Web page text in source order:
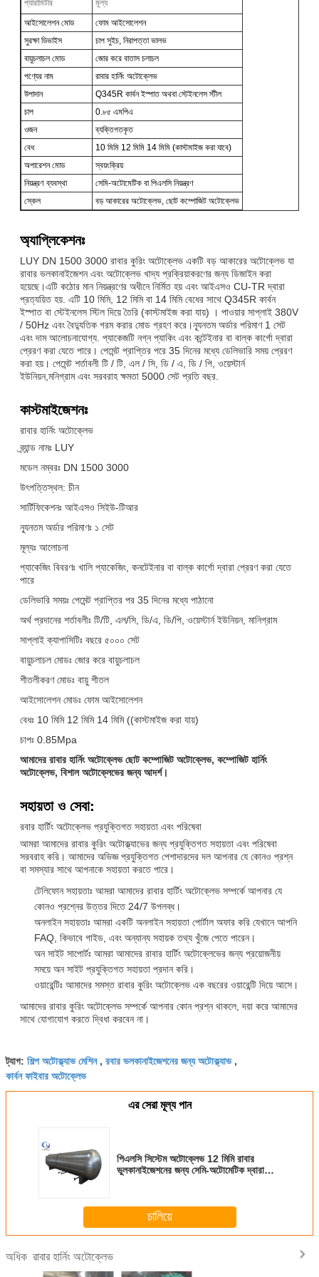
প্যারামিটার
মূল্য
আইসোলেশন মোড
ফোম আইসোলেশন
সুরক্ষা ডিভাইস
চাপ সুইচ, নিরাপত্তা ভালভ
বায়ুচলাচল মোড
জোর করে বাতাস চলাচল
পণ্যের নাম
রাবার হার্নিং অটোক্লেভ
উপাদান
Q345R কার্বন ইস্পাত অথবা স্টেইনলেস স্টীল
চাপ
0.৮৫ এমপিএ
ওজন
ব্যক্তিগতকৃত
বেধ
10 মিমি 12 মিমি 14 মিমি (কাস্টমাইজ করা যাবে)
অপারেশন মোড
স্বয়ংক্রিয়
নিয়ন্ত্রণ ব্যবস্থা
সেমি-অটোমেটিক বা পিএলসি নিয়ন্ত্রণ
স্কেল
বড় আকারের অটোক্লেভ, ছোট কম্পোজিট অটোক্লেভ
অ্যাপ্লিকেশনঃ
LUY DN 1500 3000 রাবার কুরিং অটোক্লেভ একটি বড় আকারের অটোক্লেভ যা
রাবার ভলকানাইজেশন এবং অটোক্লেভ খাদ্য প্রক্রিয়াকরণের জন্য ডিজাইন করা
হয়েছে।এটি কঠোর মান নিয়ন্ত্রণের অধীনে নির্মিত হয় এবং আইএসও CU-TR দ্বারা
প্রত্যয়িত হয়. এটি 10 মিমি, 12 মিমি বা 14 মিমি বেধের সাথে Q345R কার্বন
ইস্পাত বা স্টেইনলেস স্টিল দিয়ে তৈরি (কাস্টমাইজ করা যায়) । পাওয়ার সাপ্লাই 380V
/ 50Hz এবং বৈদ্যুতিক গরম করার মোড গ্রহণ করে।ন্যূনতম অর্ডার পরিমাণ 1 সেট
এবং দাম আলোচনাযোগ্য. প্যাকেজটি নগ্ন প্যাকিং এবং কন্টেইনার বা বাল্ক কার্গো দ্বারা
প্রেরণ করা যেতে পারে। পেমেন্ট প্রাপ্তির পরে 35 দিনের মধ্যে ডেলিভারি সময় প্রেরণ
করা হয়। পেমেন্ট শর্তাবলী টি / টি, এল / সি, ডি / এ, ডি / পি, ওয়েস্টার্ন
ইউনিয়ন,মনিগ্রাম এবং সরবরাহ ক্ষমতা 5000 সেট প্রতি বছর.
কাস্টমাইজেশনঃ
রাবার হার্নিং অটোক্লেভ
ব্র্যান্ড নামঃ LUY
মডেল নম্বরঃ DN 1500 3000
উৎপত্তিস্থল: চীন
সার্টিফিকেশনঃ আইএসও সিইউ-টিআর
ন্যূনতম অর্ডার পরিমাণঃ ১ সেট
মূল্যঃ আলোচনা
প্যাকেজিং বিবরণঃ খালি প্যাকেজিং, কনটেইনার বা বাল্ক কার্গো দ্বারা প্রেরণ করা যেতে
পারে
ডেলিভারি সময়ঃ পেমেন্ট প্রাপ্তির পর 35 দিনের মধ্যে পাঠানো
অর্থ প্রদানের শর্তাবলীঃ টি/টি, এল/সি, ডি/এ, ডি/পি, ওয়েস্টার্ন ইউনিয়ন, মানিগ্রাম
সাপ্লাই ক্যাপাসিটিঃ বছরে ৫০০০ সেট
বায়ুচলাচল মোডঃ জোর করে বায়ুচলাচল
শীতলীকরণ মোডঃ বায়ু শীতল
আইসোলেশন মোডঃ ফোম আইসোলেশন
বেধঃ 10 মিমি 12 মিমি 14 মিমি ((কাস্টমাইজ করা যায়)
চাপঃ 0.85Mpa
আমাদের রাবার হার্নিং অটোক্লেভ ছোট কম্পোজিট অটোক্লেভ, কম্পোজিট হার্নিং
অটোক্লেভ, বিশাল অটোক্লেভের জন্য আদর্শ।
সহায়তা ও সেবা:
রবার হার্টিং অটোক্লেভ প্রযুক্তিগত সহায়তা এবং পরিষেবা
আমরা আমাদের রাবার কুরিং অটোক্ল্যাভের জন্য প্রযুক্তিগত সহায়তা এবং পরিষেবা
সরবরাহ করি। আমাদের অভিজ্ঞ প্রযুক্তিগত পেশাদারদের দল আপনার যে কোনও প্রশ্ন
বা সমস্যার সাথে আপনাকে সহায়তা করতে পারে।
টেলিফোন সহায়তাঃ আমরা আমাদের রাবার হার্টিং অটোক্লেভ সম্পর্কে আপনার যে
কোনও প্রশ্নের উত্তর দিতে 24/7 উপলব্ধ।
অনলাইন সহায়তাঃ আমরা একটি অনলাইন সহায়তা পোর্টাল অফার করি যেখানে আপনি
FAQ, কিভাবে গাইড, এবং অন্যান্য সহায়ক তথ্য খুঁজে পেতে পারেন।
অন সাইট সাপোর্টঃ আমরা আমাদের রাবার হার্টিং অটোক্লেভের জন্য প্রয়োজনীয়
সময়ে অন সাইট প্রযুক্তিগত সহায়তা প্রদান করি।
ওয়ারেন্টিঃ আমাদের সমস্ত রাবার কুরিং অটোক্লেভ এক বছরের ওয়ারেন্টি দিয়ে আসে।
আমাদের রাবার কুরিং অটোক্লেভ সম্পর্কে আপনার কোন প্রশ্ন থাকলে, দয়া করে আমাদের
সাথে যোগাযোগ করতে দ্বিধা করবেন না।
ট্যাগ: শিল্প অটোক্ল্যাভ মেশিন, রবার ভলকানাইজেশনের জন্য অটোক্ল্যাভ,
কার্বন ফাইবার অটোক্লেভ
এর সেরা মূল্য পান
পিএলসি সিস্টেম অটোক্লেভ 12 মিমি রাবার
ভুলকানাইজেশনের জন্য সেমি-অটোমেটিক দ্বারা
চালিয়ে
অধিক রাবার হার্নিং অটোক্লেভ